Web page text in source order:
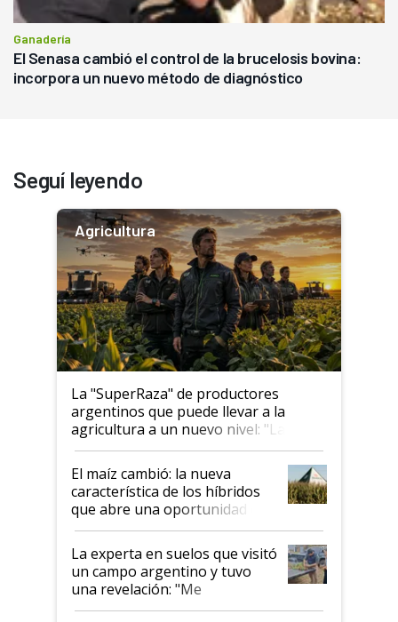
Ganadería
El Senasa cambió el control de la brucelosis bovina:
incorpora un nuevo método de diagnóstico
Seguí leyendo
Agricultura
La "SuperRaza" de productores
argentinos que puede llevar a la
agricultura a un nuevo nivel: "Las
posibilidades de crecimiento son
infinitas"
El maíz cambió: la nueva
característica de los híbridos
que abre una oportunidad en
el lote
La experta en suelos que visitó
un campo argentino y tuvo
una revelación: "Me
impresionó mucho"